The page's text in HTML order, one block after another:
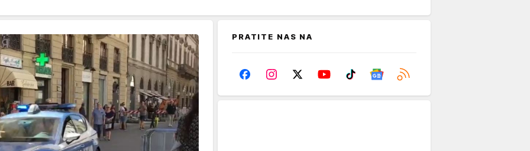
PRATITE NAS NA